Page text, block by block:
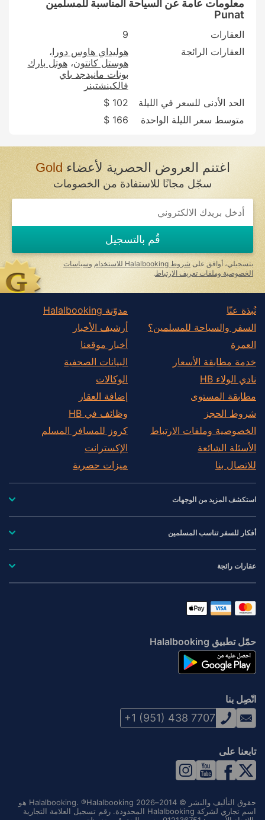
معلومات عامة عن السياحة المناسبة للمسلمين
Punat
العقارات
9
العقارات الرائجة
هوليداي هاوس دورا
هوستل كانتون هوتل بارك
بونات مانيدجد باي
فالكينشتينر
الحد الأدنى للسعر في الليلة
102 $
متوسط سعر الليلة الواحدة
166 $
اغتنم العروض الحصرية لأعضاءGold
سجّل مجانًا للاستفادة من الخصومات
If
you
ignore
this
field
قُم بالتسجيل
بتسجيلي، أوافق على شروط Halalbooking للاستخدام وسياسات
الخصوصية وملفات تعريف الارتباط .
نُبذة عنّا
السفر والسياحة للمسلمين؟
العمرة
خدمة مطابقة الأسعار
نادي الولاء HB
مطابقة المستوى
شروط الحجز
الخصوصية وملفات الارتباط
الأسئلة الشائعة
للاتصال بنا
مدوّنة Halalbooking
أرشيف الأخبار
أخبار موقعنا
البيانات الصحفية
الوكالات
إضافة العقار
وظائف في HB
كروز للمسافر المسلم
الإكسترانت
ميزات حصرية
استكشف المزيد من الوجهات
أفكار للسفر تناسب المسلمين
عقارات رائجة
حمّل تطبيق Halalbooking
اتّصِل بنا
+1 (951) 438 7707
تابعنا على
حقوق التأليف والنشر © 2014–2026 Halalbooking. ®Halalbooking هو
اسم تجاري لشركة Halalbooking المحدودة. رقم تسجيل العلامة التجارية